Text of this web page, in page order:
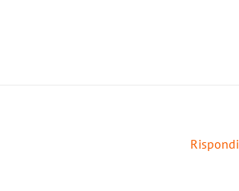
Rispondi